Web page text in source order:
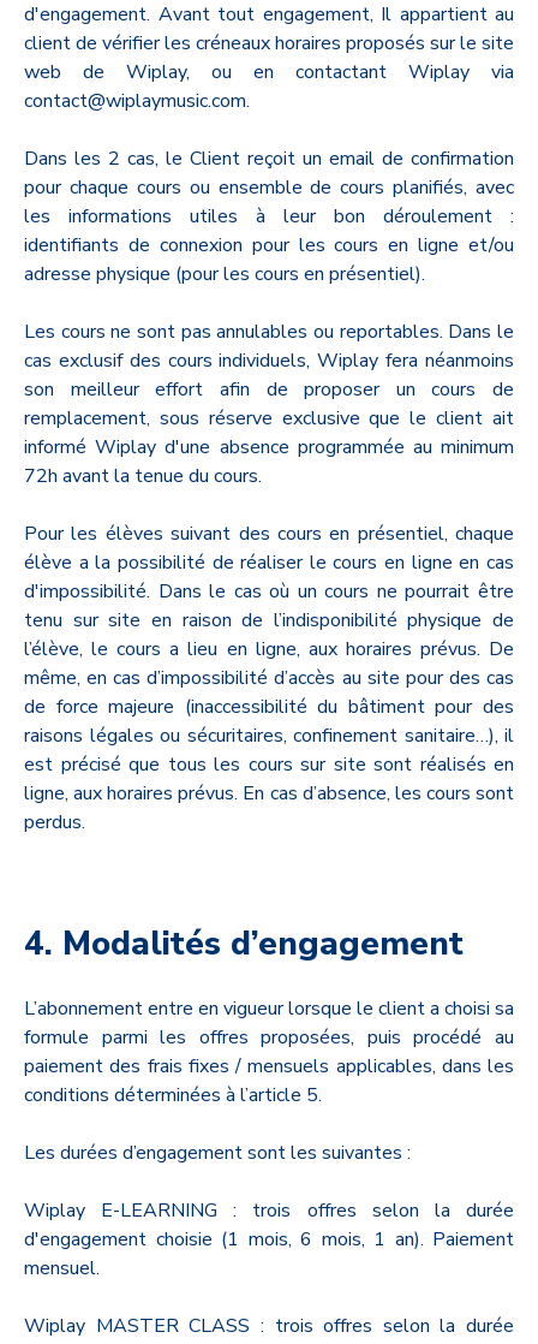
d'engagement. Avant tout engagement, Il appartient au
client de vérifier les créneaux horaires proposés sur le site
web de Wiplay, ou en contactant Wiplay via
contact@wiplaymusic.com.
Dans les 2 cas, le Client reçoit un email de confirmation
pour chaque cours ou ensemble de cours planifiés, avec
les informations utiles à leur bon déroulement :
identifiants de connexion pour les cours en ligne et/ou
adresse physique (pour les cours en présentiel).
Les cours ne sont pas annulables ou reportables. Dans le
cas exclusif des cours individuels, Wiplay fera néanmoins
son meilleur effort afin de proposer un cours de
remplacement, sous réserve exclusive que le client ait
informé Wiplay d'une absence programmée au minimum
72h avant la tenue du cours.
Pour les élèves suivant des cours en présentiel, chaque
élève a la possibilité de réaliser le cours en ligne en cas
d'impossibilité. Dans le cas où un cours ne pourrait être
tenu sur site en raison de l’indisponibilité physique de
l’élève, le cours a lieu en ligne, aux horaires prévus. De
même, en cas d’impossibilité d’accès au site pour des cas
de force majeure (inaccessibilité du bâtiment pour des
raisons légales ou sécuritaires, confinement sanitaire…), il
est précisé que tous les cours sur site sont réalisés en
ligne, aux horaires prévus. En cas d’absence, les cours sont
perdus.
4. Modalités d’engagement
L’abonnement entre en vigueur lorsque le client a choisi sa
formule parmi les offres proposées, puis procédé au
paiement des frais fixes / mensuels applicables, dans les
conditions déterminées à l’article 5.
Les durées d’engagement sont les suivantes :
Wiplay E-LEARNING : trois offres selon la durée
d'engagement choisie (1 mois, 6 mois, 1 an). Paiement
mensuel.
Wiplay MASTER CLASS : trois offres selon la durée